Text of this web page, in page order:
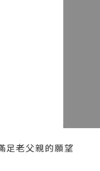
足老父親的願望